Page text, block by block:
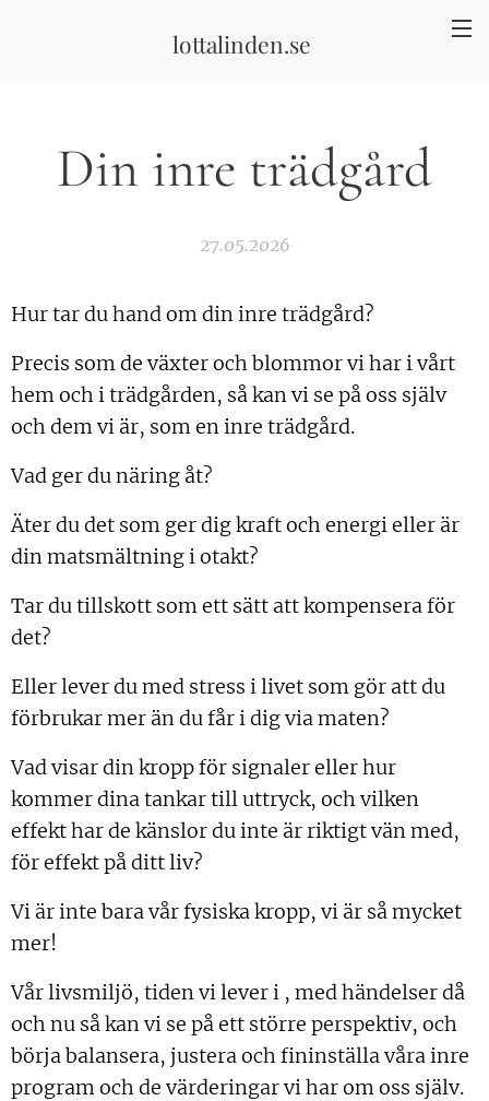
lottalinden.se
Din inre trädgård
27.05.2026
Hur tar du hand om din inre trädgård?
Precis som de växter och blommor vi har i vårt
hem och i trädgården, så kan vi se på oss själv
och dem vi är, som en inre trädgård.
Vad ger du näring åt?
Äter du det som ger dig kraft och energi eller är
din matsmältning i otakt?
Tar du tillskott som ett sätt att kompensera för
det?
Eller lever du med stress i livet som gör att du
förbrukar mer än du får i dig via maten?
Vad visar din kropp för signaler eller hur
kommer dina tankar till uttryck, och vilken
effekt har de känslor du inte är riktigt vän med,
för effekt på ditt liv?
Vi är inte bara vår fysiska kropp, vi är så mycket
mer!
Vår livsmiljö, tiden vi lever i , med händelser då
och nu så kan vi se på ett större perspektiv, och
börja balansera, justera och fininställa våra inre
program och de värderingar vi har om oss själv.